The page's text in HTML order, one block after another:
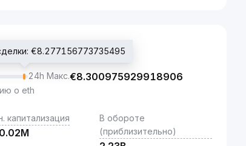
€8.277156773735495
24h Макс.€8.300975929918906
о eth
капитализация
В обороте
(приблизительно)